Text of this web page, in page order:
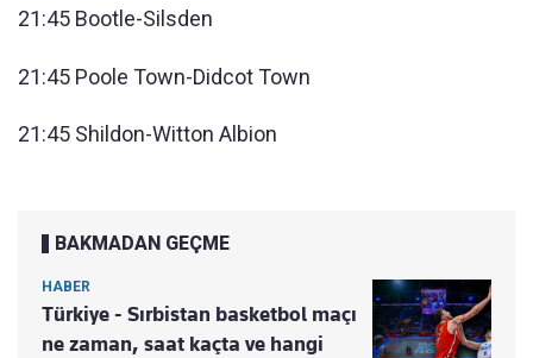
21:45 Bootle-Silsden
21:45 Poole Town-Didcot Town
21:45 Shildon-Witton Albion
BAKMADAN GEÇME
HABER
Türkiye - Sırbistan basketbol maçı
ne zaman, saat kaçta ve hangi